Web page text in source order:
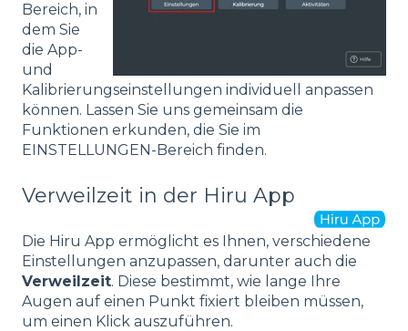
Bereich, in
dem Sie
die App-
und
Kalibrierungseinstellungen individuell anpassen
können. Lassen Sie uns gemeinsam die
Funktionen erkunden, die Sie im
EINSTELLUNGEN-Bereich finden.
Verweilzeit in der Hiru App
Die Hiru App ermöglicht es Ihnen, verschiedene
Einstellungen anzupassen, darunter auch die
Verweilzeit. Diese bestimmt, wie lange Ihre
Augen auf einen Punkt fixiert bleiben müssen,
um einen Klick auszuführen.